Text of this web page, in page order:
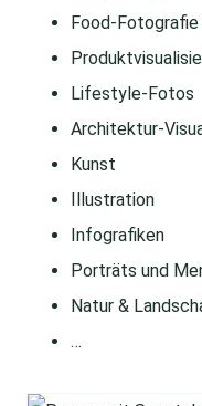
Food-Fotografie
Lifestyle-Fotos
Architektur-
Kunst
Illustration
Infografiken
Porträts und
Natur &
…